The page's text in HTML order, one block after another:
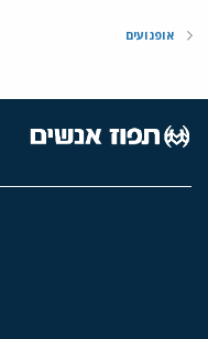
אופנועים